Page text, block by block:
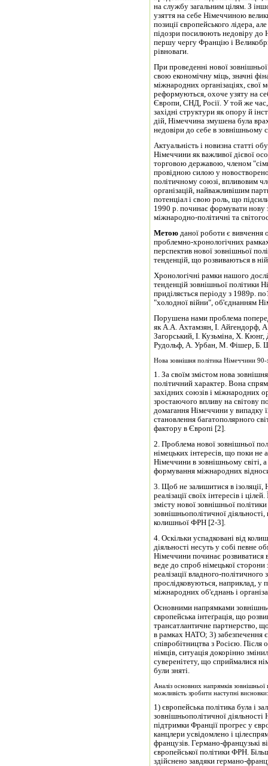
на службу загальним цілям. З
узяття на себе Німеччиною
позиції європейського лідера,
підозри посилюють недовіру до
першу чергу Францію і
рівноваги.
При проведенні нової
свою економічну міць, значні
міжнародних організаціях,
реформуються, охоче узяту на
Європи, СНД, Росії. У той же час,
західні структури як опору й
дій, Німеччина змушена була
недовіри до себе в зовнішньому
Актуальність і новизна статті
Німеччини як важливої дієвої
торговою державою, членом
провідною силою у
політичному союзі, впливовим
організацій, найважливішим
потенціал і свою роль, що
1990 р. починає формувати нову
міжнародно-політичні та
Метою даної роботи є вивчення
проблемно-хронологічних
перспектив нової зовнішньої
тенденцій, що розвиваються в
Хронологічні рамки нашого
тенденцій зовнішньої політики
приділяється періоду з 1989р.
"холодної війни", об'єднанням
Порушена нами проблема
як А.А. Ахтамзян, І. Айгендорф,
Загорський, І. Кузьміна, Х.
Рудольф, А. Урбан, М. Фішер, Б.
Нова зовнішня політика Німеччини
1. За своїм змістом нова
політичний характер. Вона
західних союзів і міжнародних
зростаючого впливу на світову
домагання Німеччини у випадку
становлення багатополярного
фактору в Європі [2].
2. Проблема нової зовнішньої
німецьких інтересів, що поки не
Німеччини в зовнішньому світі,
формування міжнародних
3. Щоб не залишитися в ізоляції,
реалізації своїх інтересів і
змісту нової зовнішньої
зовнішньополітичної
колишньої ФРН [2-3].
4. Оскільки успадковані від
діяльності несуть у собі певне
Німеччини починає
веде до спроб німецької
реалізації владного-політичного
прослідковуються, наприклад, у
міжнародних об'єднань і
Основними напрямками
європейська інтеґрація, що
трансатлантичне партнерство,
в рамках НАТО; 3) забезпечення
співробітництва з Росією.
німців, ситуація докорінно
суверенітету, що сприймалися
були зняті.
Аналіз основних напрямків
можливість зробити наступні висновки:
1) європейська політика була і
зовнішньополітичної
підтримки Франції прогрес у
канцлери усвідомлено і
французів. Германо-французькі
європейської політики ФРН.
здійснено завдяки германо-